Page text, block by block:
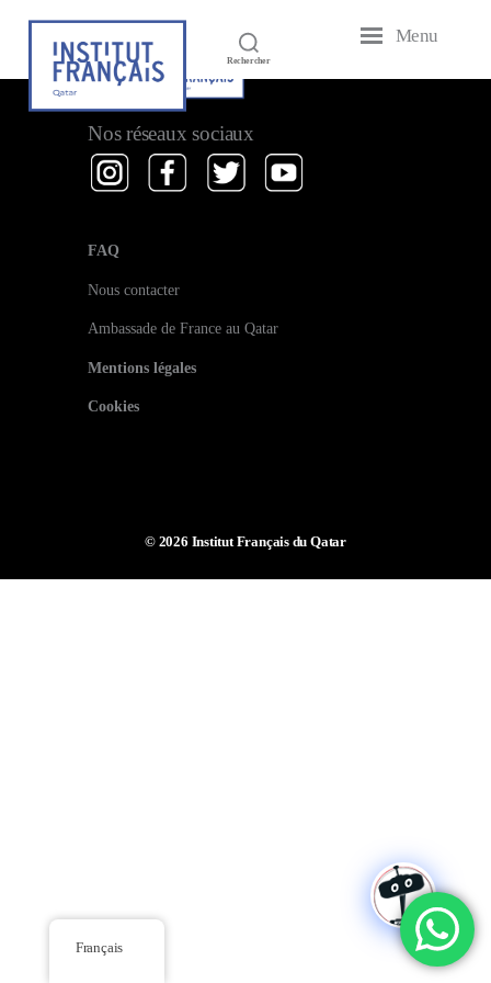
Rechercher
Institut
Français
Qatar
Menu
Nos réseaux sociaux
FAQ
Nous contacter
Ambassade de France au Qatar
Mentions légales
Cookies
© 2026 Institut Français du Qatar
Français